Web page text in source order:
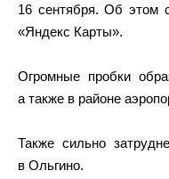
16 сентября. Об этом
«Яндекс Карты».
Огромные пробки
а также в районе
Также сильно
в Ольгино.